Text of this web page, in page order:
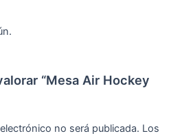
“Mesa Air Hockey
no será publicada. Los